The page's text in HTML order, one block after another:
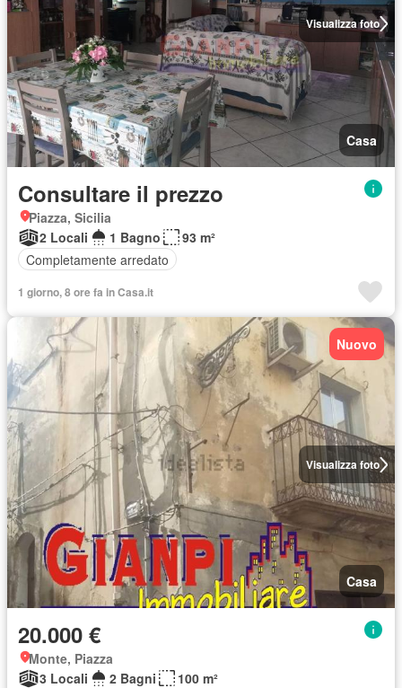
Visualizza foto
Casa
Consultare il prezzo
Piazza, Sicilia
2 Locali
1 Bagno
93 m²
Completamente arredato
1 giorno, 8 ore fa in Casa.it
Visualizza foto
Nuovo
Casa
20.000 €
Monte, Piazza
3 Locali
2 Bagni
100 m²